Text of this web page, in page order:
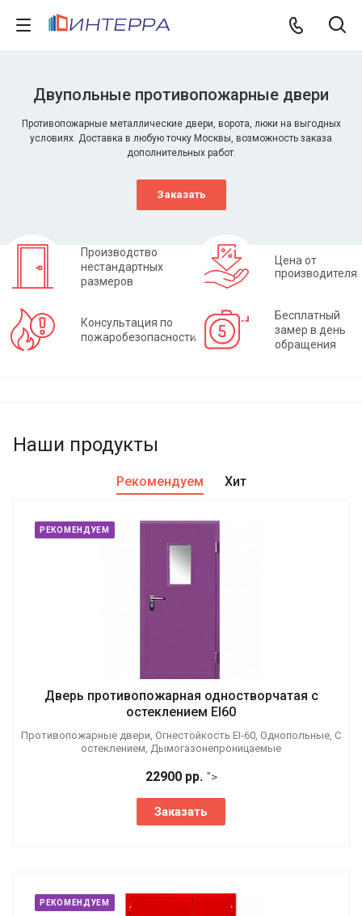
Двупольные противопожарные двери
Противопожарные металлические двери, ворота, люки на выгодных
условиях. Доставка в любую точку Москвы, возможность заказа
дополнительных работ.
Заказать
Производство
нестандартных
размеров
Цена от
производителя
Консультация по
пожаробезопасности
Бесплатный
замер в день
обращения
Наши продукты
Рекомендуем Хит
РЕКОМЕНДУЕМ
Дверь противопожарная одностворчатая с
остеклением EI60
Противопожарные двери, Огнестойкость EI-60, Однопольные, С
остеклением, Дымогазонепроницаемые
22900 рр. ">
Заказать
РЕКОМЕНДУЕМ